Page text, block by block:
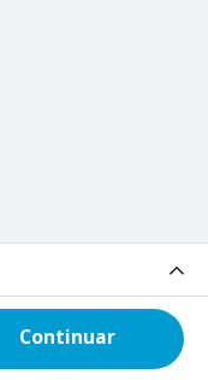
Continuar